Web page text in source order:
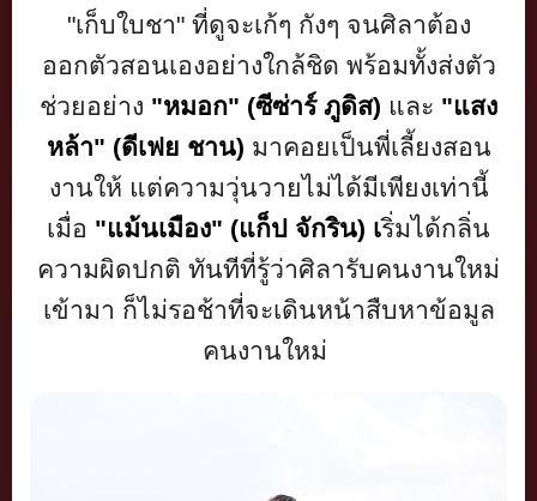
"เก็บใบชา" ที่ดูจะเก้ๆ กังๆ จนศิลาต้อง
ออกตัวสอนเองอย่างใกล้ชิด พร้อมทั้งส่งตัว
ช่วยอย่าง "หมอก" (ซีซ่าร์ ภูดิส) และ "แสง
หล้า" (ดีเฟย ชาน) มาคอยเป็นพี่เลี้ยงสอน
งานให้ แต่ความวุ่นวายไม่ได้มีเพียงเท่านี้
เมื่อ "แม้นเมือง" (แก็ป จักริน) เริ่มได้กลิ่น
ความผิดปกติ ทันทีที่รู้ว่าศิลารับคนงานใหม่
เข้ามา ก็ไม่รอช้าที่จะเดินหน้าสืบหาข้อมูล
คนงานใหม่